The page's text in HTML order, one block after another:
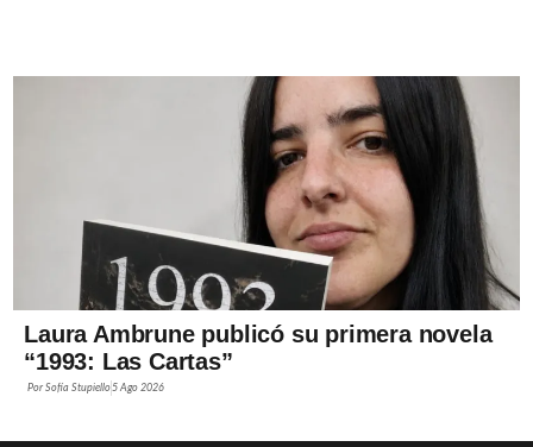
Laura Ambrune publicó su primera novela
“1993: Las Cartas”
PorSofía Stupiello5 Ago 2026